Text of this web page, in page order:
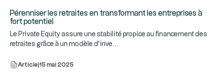
Pérenniser les retraites en transformant les entreprises à
fort potentiel
Le Private Equity assure une stabilité propice au financement des
retraites grâce à un modèle d’inve
Article 15 mai 2025